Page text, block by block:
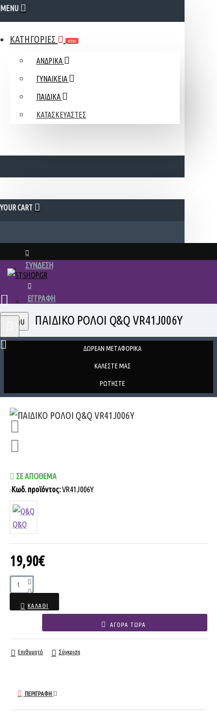
MENU
ΚΑΤΗΓΟΡΙΕΣ NEW
ΑΝΔΡΙΚΑ
ΓΥΝΑΙΚΕΙΑ
ΠΑΙΔΙΚΑ
ΚΑΤΑΣΚΕΥΑΣΤΕΣ
YOUR CART
ΣΥΝΔΕΣΗ
ΕΓΓΡΑΦΗ
Menu ΠΑΙΔΙΚΟ ΡΟΛΟΙ Q&Q VR41J006Y
ΔΩΡΕΑΝ ΜΕΤΑΦΟΡΙΚΑ
ΚΑΛΕΣΤΕ ΜΑΣ
ΡΩΤΗΣΤΕ
19,90€
ΣΕ ΑΠΌΘΕΜΑ
Κωδ. προϊόντος:VR41J006Y
Q&Q
ΚΑΛΆΘΙ
ΑΓΟΡΆ ΤΏΡΑ
Επιθυμητό Σύγκριση
ΠΕΡΙΓΡΑΦΉ